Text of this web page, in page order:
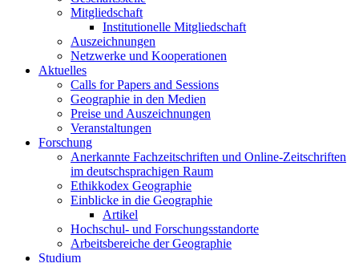
Mitgliedschaft
Institutionelle Mitgliedschaft
Auszeichnungen
Netzwerke und Kooperationen
Aktuelles
Calls for Papers and Sessions
Geographie in den Medien
Preise und Auszeichnungen
Veranstaltungen
Forschung
Anerkannte Fachzeitschriften und Online-Zeitschriften
im deutschsprachigen Raum
Ethikkodex Geographie
Einblicke in die Geographie
Artikel
Hochschul- und Forschungsstandorte
Arbeitsbereiche der Geographie
Studium